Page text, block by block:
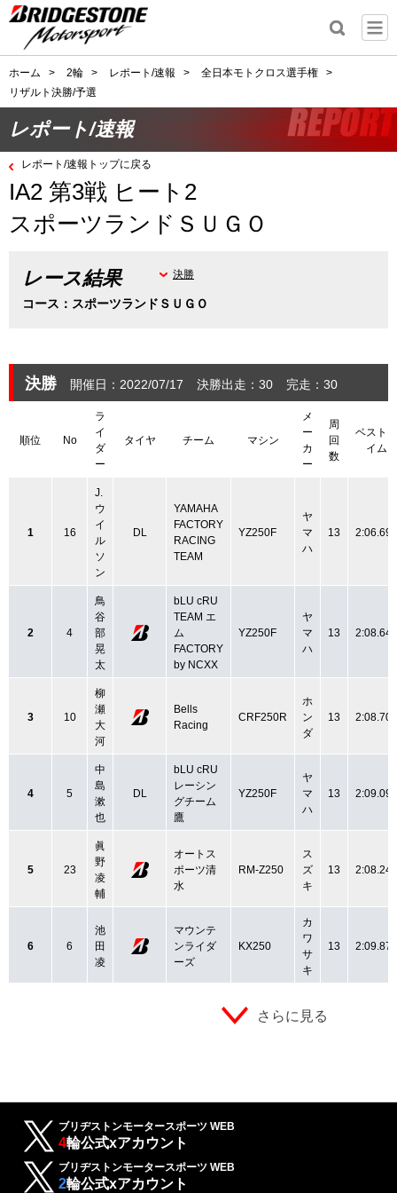
ホーム > 2輪 > レポート/速報 > 全日本モトクロス選手権
>
リザルト決勝/予選
レポート/速報
レポート/速報トップに戻る
IA2 第3戦 ヒート2
スポーツランドＳＵＧＯ
レース結果
コース：スポーツランドＳＵＧＯ
決勝
決勝 開催日：2022/07/17 決勝出走：30 完走：30
順位 No
ラ
イ
ダ
ー
タイヤ チーム マシン
メ
ー
カ
ー
周
回
数
ベストタ
イム
1 16
J.
ウ
イ
ル
ソ
ン
DL
YAMAHA
FACTORY
RACING
TEAM
YZ250F
ヤ
マ
ハ
13 2:06.696
2 4
鳥
谷
部
晃
太
bLU cRU
TEAM エ
ム
FACTORY
by NCXX
YZ250F
ヤ
マ
ハ
13 2:08.642
3 10
柳
瀬
大
河
Bells
Racing
CRF250R
ホ
ン
ダ
13 2:08.709
4 5
中
島
漱
也
DL
bLU cRU
レーシン
グチーム
鷹
YZ250F
ヤ
マ
ハ
13 2:09.091
5 23
眞
野
凌
輔
オートス
ポーツ清
水
RM-Z250
ス
ズ
キ
13 2:08.240
6 6
池
田
凌
マウンテ
ンライダ
ーズ
KX250
カ
ワ
サ
キ
13 2:09.872
さらに見る
ブリヂストンモータースポーツ WEB
4輪公式xアカウント
ブリヂストンモータースポーツ WEB
2輪公式xアカウント